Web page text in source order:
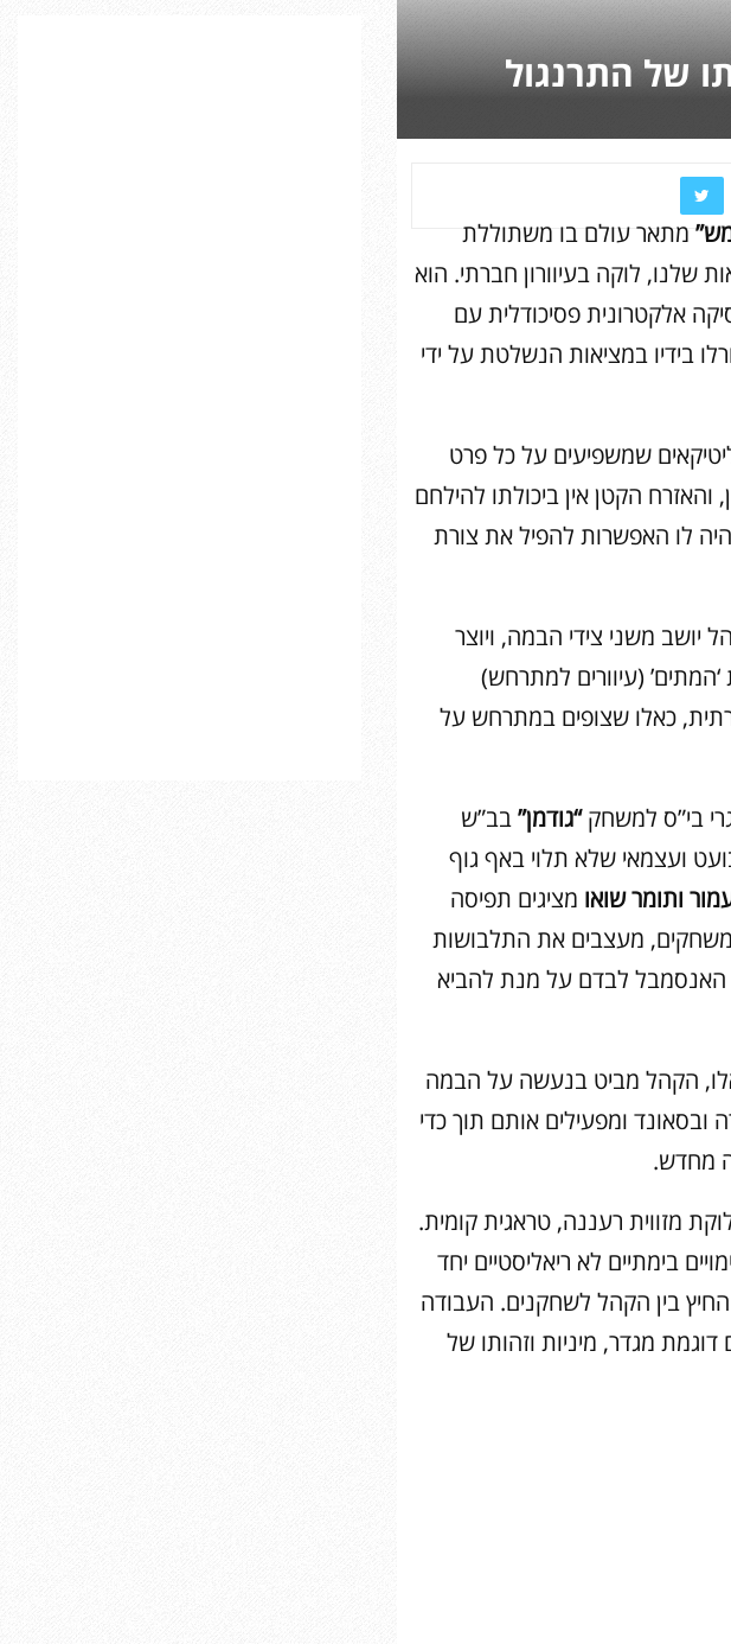
של התרנגול
מתאר עולם בו משתוללת
שלנו, לוקה בעיוורון חברתי. הוא
אלקטרונית פסיכודלית עם
בידיו במציאות הנשלטת על ידי
שמשפיעים על כל פרט
הקטן אין ביכולתו להילחם
לו האפשרות להפיל את צורת
יושב משני צידי הבמה, ויוצר
(עיוורים למתרחש)
כאלו שצופים במתרחש על
בי”ס למשחק“גודמן”בב”ש
בועט ועצמאי שלא תלוי באף גוף
ותומר שואו מציגים תפיסה
משחקים, מעצבים את התלבושות
האנסמבל לבדם על מנת להביא
הקהל מביט בנעשה על הבמה
ומפעילים אותם תוך כדי
מחדש.
מזווית רעננה, טראגית קומית.
בימתיים לא ריאליסטיים יחד
בין הקהל לשחקנים. העבודה
מגדר, מיניות וזהותו של